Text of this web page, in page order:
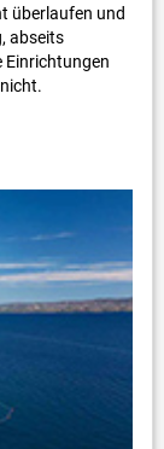
überlaufen und
abseits
Einrichtungen